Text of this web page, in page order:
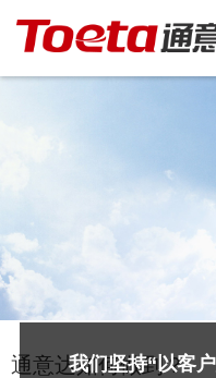
我们坚持“以客
通意达如何做到？